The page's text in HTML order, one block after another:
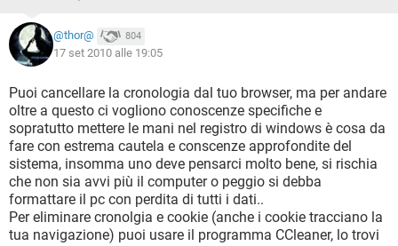
@thor@ 804
17 set 2010 alle 19:05
Puoi cancellare la cronologia dal tuo browser, ma per andare
oltre a questo ci vogliono conoscenze specifiche e
sopratutto mettere le mani nel registro di windows è cosa da
fare con estrema cautela e conscenze approfondite del
sistema, insomma uno deve pensarci molto bene, si rischia
che non sia avvi più il computer o peggio si debba
formattare il pc con perdita di tutti i dati..
Per eliminare cronolgia e cookie (anche i cookie tracciano la
tua navigazione) puoi usare il programma CCleaner, lo trovi